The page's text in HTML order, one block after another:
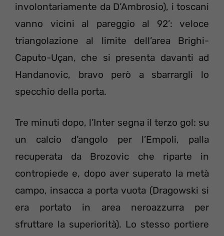
involontariamente da D’Ambrosio), i toscani
vanno vicini al pareggio al 92’: veloce
triangolazione al limite dell’area Brighi-
Caputo-Uçan, che si presenta davanti ad
Handanovic, bravo però a sbarrargli lo
specchio della porta.
Tre minuti dopo, l’Inter segna il terzo gol: su
un calcio d’angolo per l’Empoli, palla
recuperata da Brozovic che riparte in
contropiede e, dopo aver superato la metà
campo, insacca a porta vuota (Dragowski si
era portato in area neroazzurra per
sfruttare la superiorità). Lo stesso portiere